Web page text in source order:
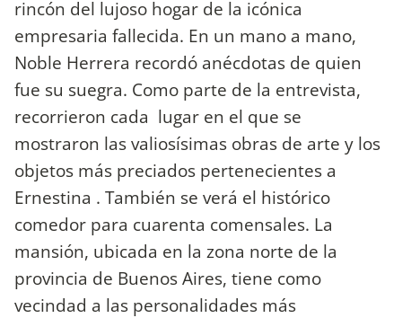
rincón del lujoso hogar de la icónica
empresaria fallecida. En un mano a mano,
Noble Herrera recordó anécdotas de quien
fue su suegra. Como parte de la entrevista,
recorrieron cada lugar en el que se
mostraron las valiosísimas obras de arte y los
objetos más preciados pertenecientes a
Ernestina . También se verá el histórico
comedor para cuarenta comensales. La
mansión, ubicada en la zona norte de la
provincia de Buenos Aires, tiene como
vecindad a las personalidades más